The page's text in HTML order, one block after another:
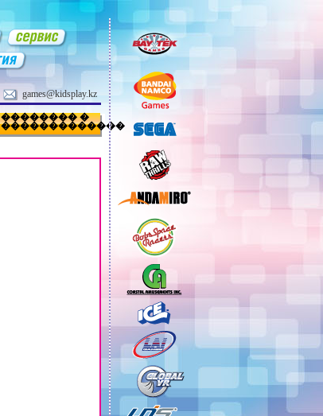
games@kidsplay.kz
�������� �
�������������